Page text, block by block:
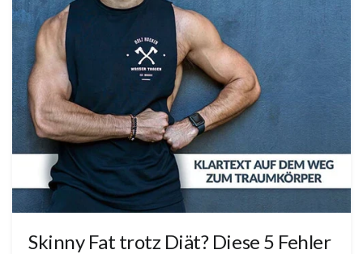
Skinny Fat trotz Diät? Diese 5 Fehler